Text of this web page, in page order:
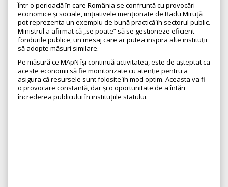
Într-o perioadă în care România se confruntă cu provocări
economice și sociale, inițiativele menționate de Radu Miruță
pot reprezenta un exemplu de bună practică în sectorul public.
Ministrul a afirmat că „se poate” să se gestioneze eficient
fondurile publice, un mesaj care ar putea inspira alte instituții
să adopte măsuri similare.
Pe măsură ce MApN își continuă activitatea, este de așteptat ca
aceste economii să fie monitorizate cu atenție pentru a
asigura că resursele sunt folosite în mod optim. Aceasta va fi
o provocare constantă, dar și o oportunitate de a întări
încrederea publicului în instituțiile statului.